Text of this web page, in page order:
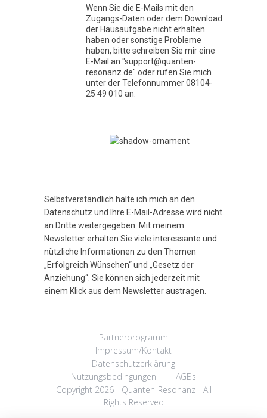
Wenn Sie die E-Mails mit den
Zugangs-Daten oder dem Download
der Hausaufgabe nicht erhalten
haben oder sonstige Probleme
haben, bitte schreiben Sie mir eine
E-Mail an "support@quanten-
resonanz.de" oder rufen Sie mich
unter der Telefonnummer 08104-
25 49 010 an.
Selbstverständlich halte ich mich an den
Datenschutz und Ihre E-Mail-Adresse wird nicht
an Dritte weitergegeben. Mit meinem
Newsletter erhalten Sie viele interessante und
nützliche Informationen zu den Themen
„Erfolgreich Wünschen“ und „Gesetz der
Anziehung“. Sie können sich jederzeit mit
einem Klick aus dem Newsletter austragen.
Partnerprogramm
Impressum/Kontakt
Datenschutzerklärung
Nutzungsbedingungen
AGBs
Copyright 2026 - Quanten-Resonanz - All
Rights Reserved